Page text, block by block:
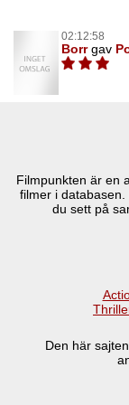
02:12:58
Borrgav
Filmpunkten är en
filmer i
du sett på
Den här